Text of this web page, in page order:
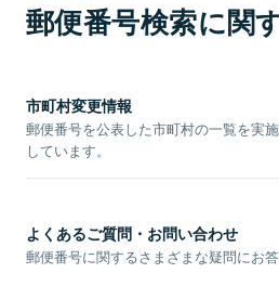
郵便番号検索に関
市町村変更情報
郵便番号を公表した市町村の一覧を実
しています。
よくあるご質問・お問い合わせ
郵便番号に関するさまざまな疑問にお答